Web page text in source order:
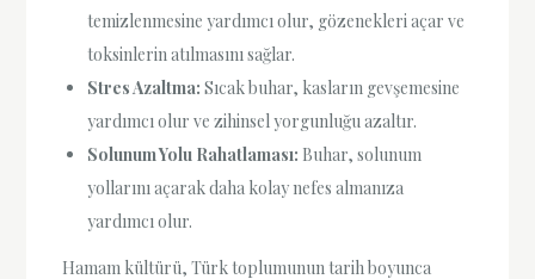
temizlenmesine yardımcı olur, gözenekleri açar ve
toksinlerin atılmasını sağlar.
Stres Azaltma: Sıcak buhar, kasların gevşemesine
yardımcı olur ve zihinsel yorgunluğu azaltır.
Solunum Yolu Rahatlaması: Buhar, solunum
yollarını açarak daha kolay nefes almanıza
yardımcı olur.
Hamam kültürü, Türk toplumunun tarih boyunca